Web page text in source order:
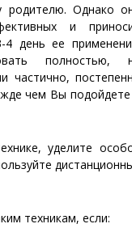
родителю. Однако
и
день ее
полностью,
частично,
чем Вы
уделите
техникам, если: